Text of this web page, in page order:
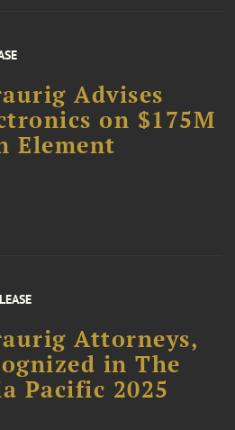
Advises
on $175M
Element
Attorneys,
in The
Pacific 2025